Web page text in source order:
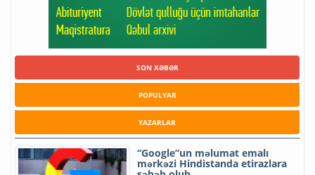
SON XƏBƏR
POPULYAR
YAZARLAR
“Google”un məlumat emalı
mərkəzi Hindistanda etirazlara